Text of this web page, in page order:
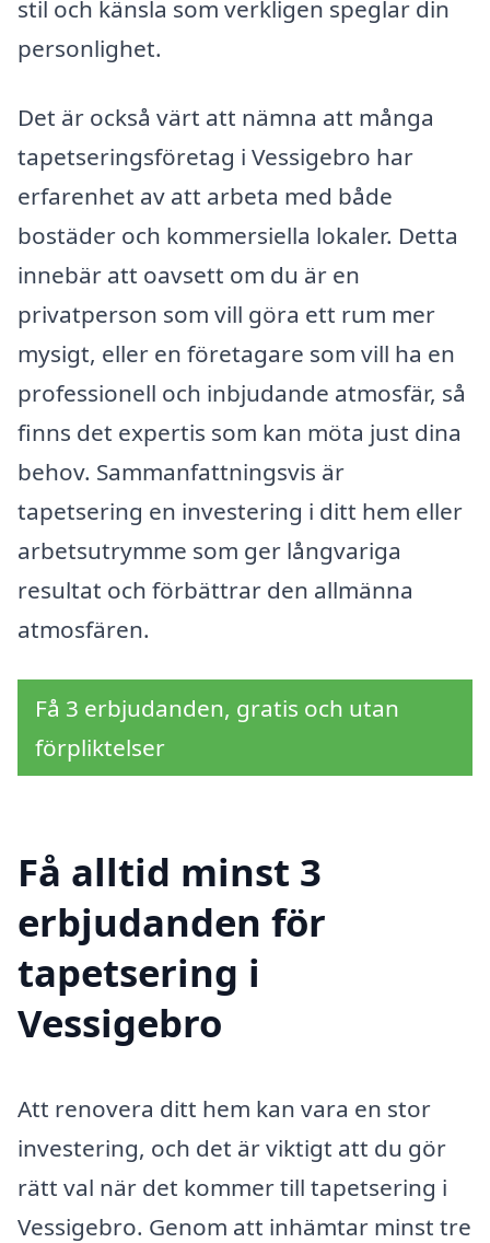
stil och känsla som verkligen speglar din
personlighet.
Det är också värt att nämna att många
tapetseringsföretag i Vessigebro har
erfarenhet av att arbeta med både
bostäder och kommersiella lokaler. Detta
innebär att oavsett om du är en
privatperson som vill göra ett rum mer
mysigt, eller en företagare som vill ha en
professionell och inbjudande atmosfär, så
finns det expertis som kan möta just dina
behov. Sammanfattningsvis är
tapetsering en investering i ditt hem eller
arbetsutrymme som ger långvariga
resultat och förbättrar den allmänna
atmosfären.
Få 3 erbjudanden, gratis och utan
förpliktelser
Få alltid minst 3
erbjudanden för
tapetsering i
Vessigebro
Att renovera ditt hem kan vara en stor
investering, och det är viktigt att du gör
rätt val när det kommer till tapetsering i
Vessigebro. Genom att inhämtar minst tre